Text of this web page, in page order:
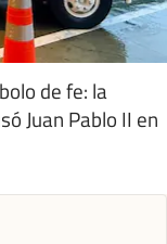
de fe: la
Juan Pablo II en